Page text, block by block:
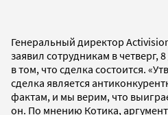
Генеральный директор
заявил сотрудникам в четверг,
в том, что сделка состоится.
сделка является
фактам, и мы верим, что
он. По мнению Котика,